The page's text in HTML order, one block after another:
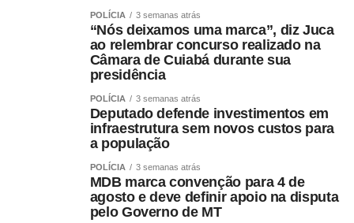
mas também a violência psicológica,
moral, patrimonial, sexual e, mais
recentemente, a violência vicária”, afirma.
Para a magistrada, dar visibilidade ao problema também
permite produzir estatísticas e direcionar políticas
públicas voltadas à prevenção e ao acolhimento das
Desafio permanente
Mesmo após duas décadas da Lei Maria da Penha, as
POLÍCIA 3 semanas atrás
“Nós deixamos uma marca”, diz Juca
ao relembrar concurso realizado na
Câmara de Cuiabá durante sua
presidência
POLÍCIA 3 semanas atrás
Deputado defende investimentos em
infraestrutura sem novos custos para
a população
POLÍCIA 3 semanas atrás
MDB marca convenção para 4 de
agosto e deve definir apoio na disputa
pelo Governo de MT